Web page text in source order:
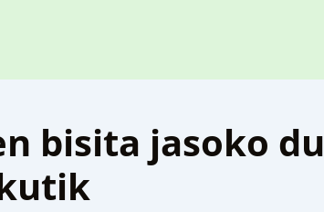
bisita jasoko du